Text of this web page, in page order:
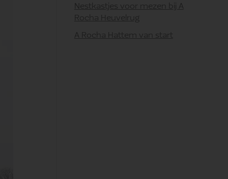
Nestkastjes voor mezen bij A
Rocha Heuvelrug
A Rocha Hattem van start